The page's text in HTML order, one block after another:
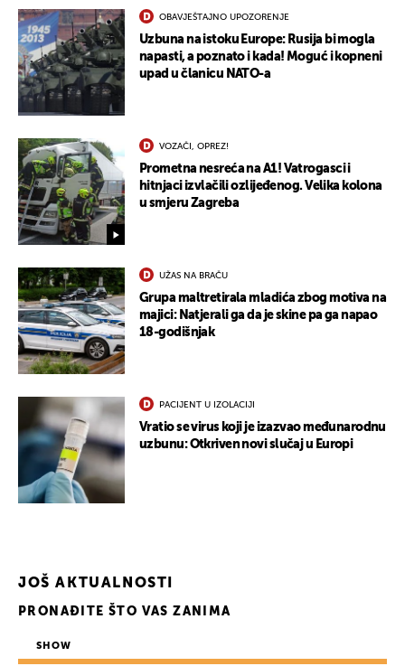
OBAVJEŠTAJNO UPOZORENJE
Uzbuna na istoku Europe: Rusija bi mogla
napasti, a poznato i kada! Moguć i kopneni
upad u članicu NATO-a
VOZAČI, OPREZ!
Prometna nesreća na A1! Vatrogasci i
hitnjaci izvlačili ozlijeđenog. Velika kolona
u smjeru Zagreba
UŽAS NA BRAČU
Grupa maltretirala mladića zbog motiva na
majici: Natjerali ga da je skine pa ga napao
18-godišnjak
PACIJENT U IZOLACIJI
Vratio se virus koji je izazvao međunarodnu
uzbunu: Otkriven novi slučaj u Europi
JOŠ AKTUALNOSTI
PRONAĐITE ŠTO VAS ZANIMA
SHOW